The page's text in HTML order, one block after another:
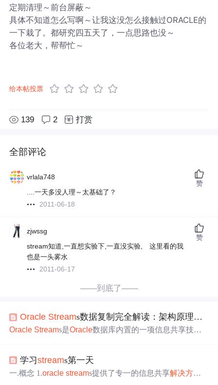
定期清理～前台屏蔽～
具体不知道怎么写啊～让我这没怎么接触过ORACLE的
一下栽了。都研究四五天了，一点思路也没～
各位老大，帮帮忙～
给本帖投票
139 2 打赏
全部评论
vrlala748
....一天多没人理～太基础了？
2011-06-18
赞
zjwssg
stream知道,一直想实验下,一直没实验, 这里看的我
也是一头雾水
2011-06-17
赞
——到底了——
Oracle Streams数据复制完全解读：架构原理、配置方法与技术演进
Oracle Streams是Oracle数据库内置的一项信息共享技
念是将数据库变更和其他信息封装成一个数据流（
），这个流可以在数据库内部或跨数据库传播事件。从功
学习streams第一天
一.概念 1.oracle streams提供了专一的信息共享解决方案